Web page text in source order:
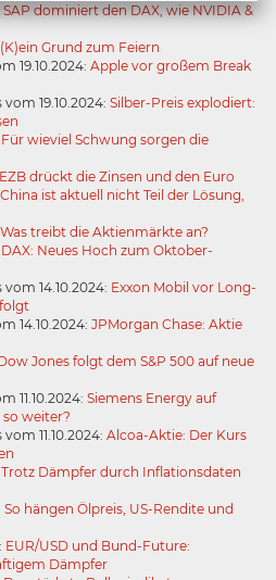
SAP dominiert den DAX, wie NVIDIA &
(K)ein Grund zum Feiern
19.10.2024: Apple vor großem Break
19.10.2024: Silber-Preis explodiert:
Für wieviel Schwung sorgen die
EZB drückt die Zinsen und den Euro
China ist aktuell nicht Teil der Lösung,
Was treibt die Aktienmärkte an?
DAX: Neues Hoch zum Oktober-
14.10.2024: Exxon Mobil vor Long-
14.10.2024: JPMorgan Chase: Aktie
Jones folgt dem S&P 500 auf neue
11.10.2024: Siemens Energy auf
weiter?
11.10.2024: Alcoa-Aktie: Der Kurs
Trotz Dämpfer durch Inflationsdaten
So hängen Ölpreis, US-Rendite und
EUR/USD und Bund-Future:
Dämpfer